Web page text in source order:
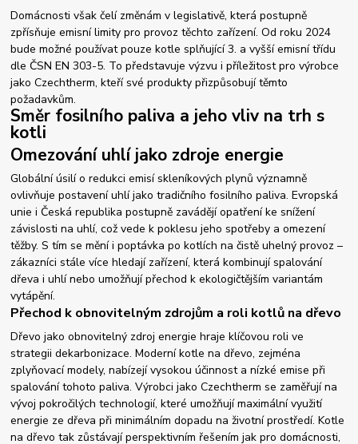
Domácnosti však čelí změnám v legislativě, která postupně
zpřísňuje emisní limity pro provoz těchto zařízení. Od roku 2024
bude možné používat pouze kotle splňující 3. a vyšší emisní třídu
dle ČSN EN 303-5. To představuje výzvu i příležitost pro výrobce
jako Czechtherm, kteří své produkty přizpůsobují těmto
požadavkům.
Směr fosilního paliva a jeho vliv na trh s
kotli
Omezování uhlí jako zdroje energie
Globální úsilí o redukci emisí skleníkových plynů významně
ovlivňuje postavení uhlí jako tradičního fosilního paliva. Evropská
unie i Česká republika postupně zavádějí opatření ke snížení
závislosti na uhlí, což vede k poklesu jeho spotřeby a omezení
těžby. S tím se mění i poptávka po kotlích na čistě uhelný provoz –
zákazníci stále více hledají zařízení, která kombinují spalování
dřeva i uhlí nebo umožňují přechod k ekologičtějším variantám
vytápění.
Přechod k obnovitelným zdrojům a roli kotlů na dřevo
Dřevo jako obnovitelný zdroj energie hraje klíčovou roli ve
strategii dekarbonizace. Moderní kotle na dřevo, zejména
zplyňovací modely, nabízejí vysokou účinnost a nízké emise při
spalování tohoto paliva. Výrobci jako Czechtherm se zaměřují na
vývoj pokročilých technologií, které umožňují maximální využití
energie ze dřeva při minimálním dopadu na životní prostředí. Kotle
na dřevo tak zůstávají perspektivním řešením jak pro domácnosti,